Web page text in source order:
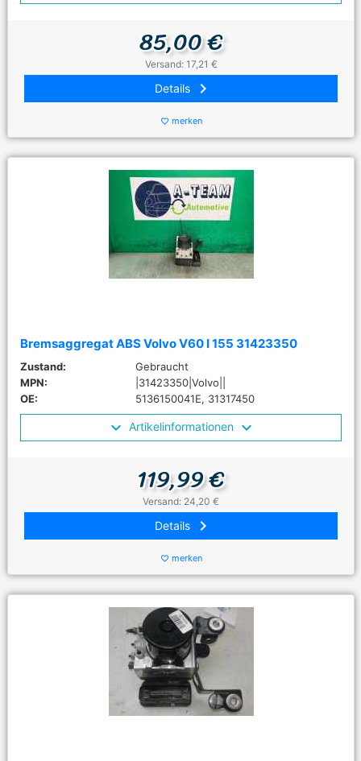
85,00 €
Versand: 17,21 €
Details keyboard_arrow_right
favorite_border merken
Bremsaggregat ABS Volvo V60 I 155 31423350
Zustand:
Gebraucht
MPN:
|31423350|Volvo||
OE:
5136150041E, 31317450
Artikelinformationen
119,99 €
Versand: 24,20 €
Details keyboard_arrow_right
favorite_border merken